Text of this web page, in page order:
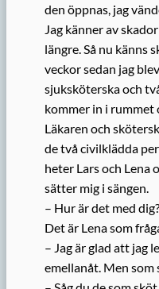
den öppnas, jag
Jag känner av
längre. Så nu känns
veckor sedan jag
sjuksköterska och
kommer in i rummet
Läkaren och
de två civilklädda
heter Lars och Lena
sätter mig i sängen.
– Hur är det med dig?
Det är Lena som
– Jag är glad att jag
emellanåt. Men som